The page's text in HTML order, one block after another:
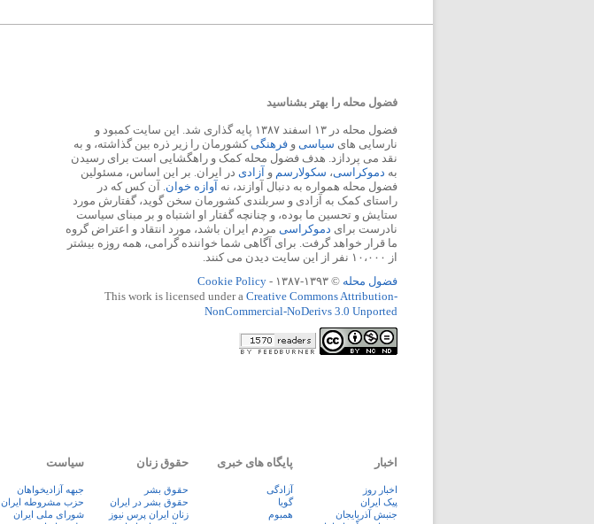
فضول محله را بهتر بشناسید
فضول محله در ۱۳ اسفند ۱۳۸۷ پایه گذاری شد. این سایت کمبود و
نارسایی های سیاسی و فرهنگیکشورمان را زیر ذره بین گذاشته، و به
نقد می پردازد. هدف فضول محله کمک و راهگشایی است برای رسیدن
به دموکراسی، سکولارسم و آزادی در ایران. بر این اساس، مسئولین
فضول محله همواره به دنبال آوازند، نه آوازه خوان. آن کس که در
راستای کمک به آزادی و سربلندی کشورمان سخن گوید، گفتارش مورد
ستایش و تحسین ما بوده، و چنانچه گفتار او اشتباه و بر مبنای سیاست
نادرست برای دموکراسی مردم ایران باشد، مورد انتقاد و اعتراض گروه
ما قرار خواهد گرفت. برای آگاهی شما خواننده گرامی، همه روزه بیشتر
از ۱۰،۰۰۰ نفر از این سایت دیدن می کنند.
فضول محله © ۱۳۹۳-۱۳۸۷ -
Cookie Policy
This work is licensed under a Creative Commons Attribution-
NonCommercial-NoDerivs 3.0 Unported
اخبار
اخبار روز
پيک ايران
جنبش آذربایجان
پایگاه های خبری
آزادگی
گویا
همبوم
حقوق زنان
حقوق بشر
حقوق بشر در ایران
زنان ايران پرس نيوز
سیاست
جبهه آزادیخواهان
حزب مشروطه ایران
شورای ملی ایران